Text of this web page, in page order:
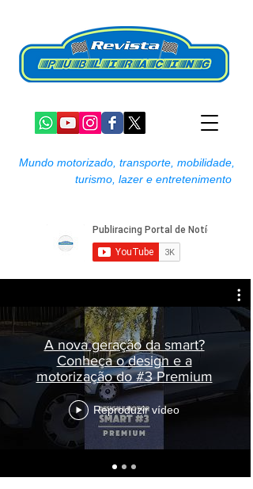
Mundo motorizado, transporte, mobilidade,
turismo, lazer e entretenimento
A nova geração da smart?
Conheça o design e a
motorização do #3 Premium
Reproduzir vídeo